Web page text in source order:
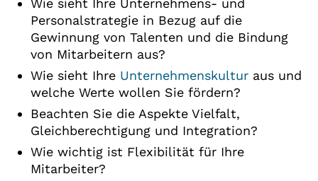
Wie sieht Ihre Unternehmens- und
Personalstrategie in Bezug auf die
Gewinnung von Talenten und die Bindung
von Mitarbeitern aus?
Wie sieht Ihre Unternehmenskultur aus und
welche Werte wollen Sie fördern?
Beachten Sie die Aspekte Vielfalt,
Gleichberechtigung und Integration?
Wie wichtig ist Flexibilität für Ihre
Mitarbeiter?